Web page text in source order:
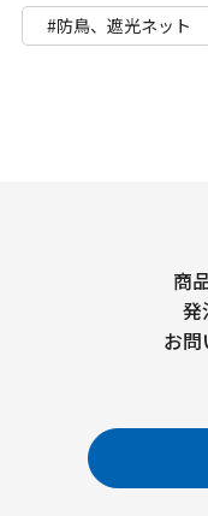
#防鳥、遮光ネット
商
発
お問